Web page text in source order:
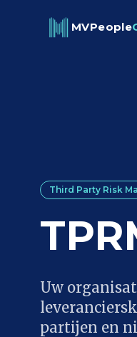
MVPeople
Third Party Risk
Uw
partijen en